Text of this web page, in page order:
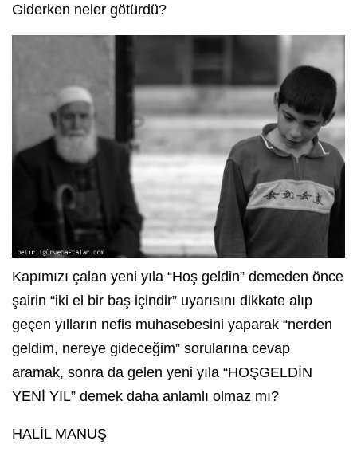
Giderken neler götürdü?
Kapımızı çalan yeni yıla “Hoş geldin” demeden önce
şairin “iki el bir baş içindir” uyarısını dikkate alıp
geçen yılların nefis muhasebesini yaparak “nerden
geldim, nereye gideceğim” sorularına cevap
aramak, sonra da gelen yeni yıla “HOŞGELDİN
YENİ YIL” demek daha anlamlı olmaz mı?
HALİL MANUŞ